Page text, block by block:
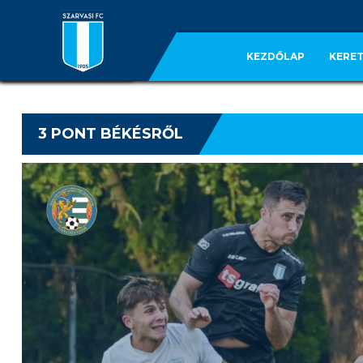
KEZDŐLAP
3 PONT BÉKÉSRŐL